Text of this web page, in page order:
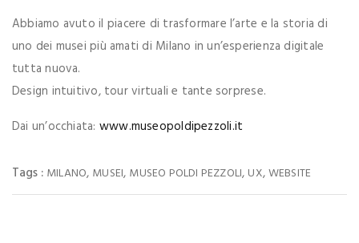
Abbiamo avuto il piacere di trasformare l’arte e la storia di
uno dei musei più amati di Milano in un’esperienza digitale
tutta nuova.
Design intuitivo, tour virtuali e tante sorprese.
Dai un’occhiata: www.museopoldipezzoli.it
Tags : MILANO, MUSEI, MUSEO POLDI PEZZOLI, UX,WEBSITE